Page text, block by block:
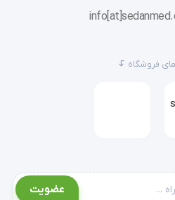
فروشگاه
عضویت